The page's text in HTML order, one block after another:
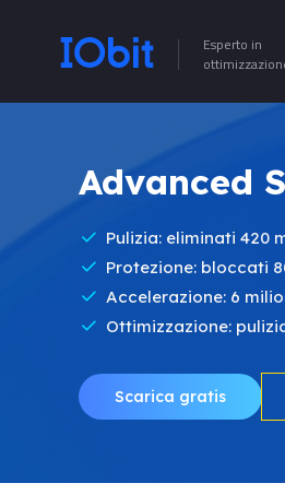
Esperto in
Advanced
Pulizia: eliminati 420
Protezione: bloccati
Accelerazione: 6
Ottimizzazione:
Scarica gratis